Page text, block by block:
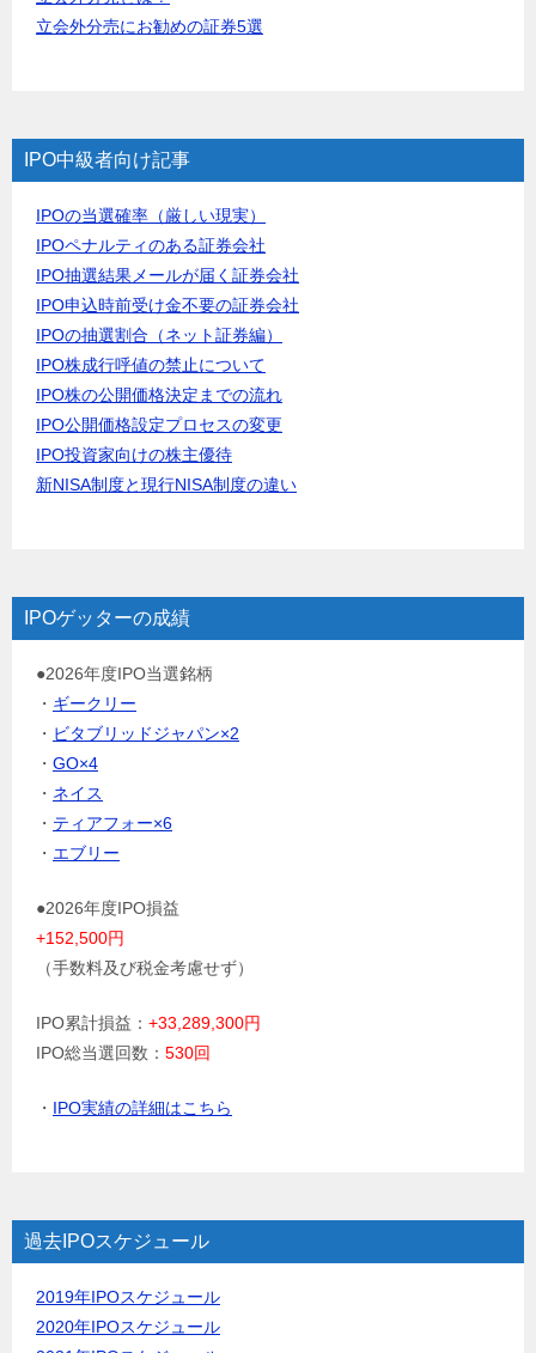
立会外分売にお勧めの証券5選
IPO中級者向け記事
IPOの当選確率（厳しい現実）
IPOペナルティのある証券会社
IPO抽選結果メールが届く証券会社
IPO申込時前受け金不要の証券会社
IPOの抽選割合（ネット証券編）
IPO株成行呼値の禁止について
IPO株の公開価格決定までの流れ
IPO公開価格設定プロセスの変更
IPO投資家向けの株主優待
新NISA制度と現行NISA制度の違い
IPOゲッターの成績
●2026年度IPO当選銘柄
・ ギークリー
・ ビタブリッドジャパン×2
・ GO×4
・ ネイス
・ ティアフォー×6
・ エブリー
●2026年度IPO損益
+152,500円
（手数料及び税金考慮せず）
IPO累計損益： +33,289,300円
IPO総当選回数： 530回
・ IPO実績の詳細はこちら
過去IPOスケジュール
2019年IPOスケジュール
2020年IPOスケジュール